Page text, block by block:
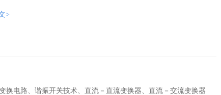
>
换电路、谐振开关技术、直流－直流变换器、直流－交流变换器